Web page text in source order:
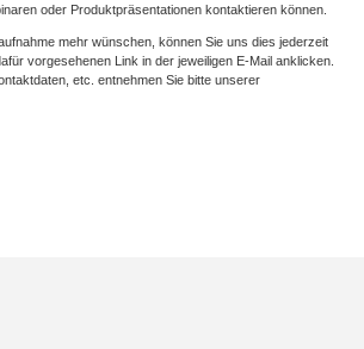
oder Produktpräsentationen kontaktieren können.
mehr wünschen, können Sie uns dies jederzeit
vorgesehenen Link in der jeweiligen E-Mail anklicken.
etc. entnehmen Sie bitte unserer